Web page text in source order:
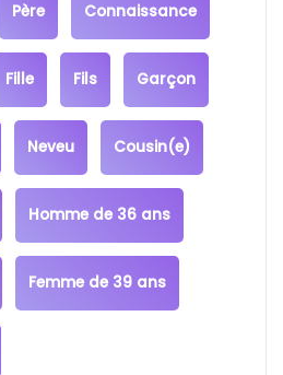
Père Connaissance
Fille Fils Garçon
Neveu Cousin(e)
Homme de 36 ans
Femme de 39 ans